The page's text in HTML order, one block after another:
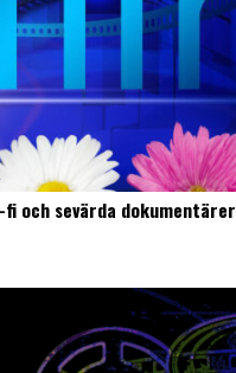
fi och sevärda dokumentärer